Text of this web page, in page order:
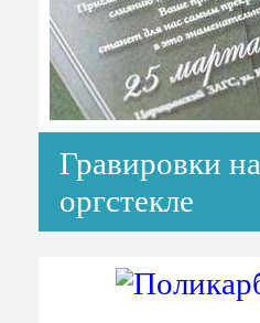
Гравировки на
оргстекле